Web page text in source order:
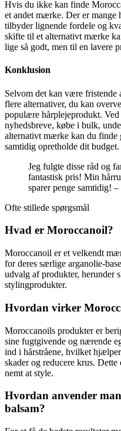
Hvis du ikke kan finde
et andet mærke. Der er mange
tilbyder lignende fordele og
skifte til et alternativt mærke
lige så godt, men til en lavere
Konklusion
Selvom det kan være
flere alternativer, du kan
populære hårplejeprodukt.
nyhedsbreve, købe i bulk,
alternativt mærke kan du
samtidig opretholde dit budget.
Jeg fulgte disse råd og
fantastisk pris! Min
sparer penge samtidig!
Ofte stillede spørgsmål
Hvad er Moroccanoil?
Moroccanoil er et velkendt
for deres særlige arganolie-
udvalg af produkter, herunder
stylingprodukter.
Hvordan virker
Moroccanoils produkter er
sine fugtgivende og nærende
ind i hårstråene, hvilket
skader og reducere krus.
nemt at style.
Hvordan anvender
balsam?